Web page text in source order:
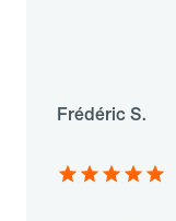
Frédéric S.